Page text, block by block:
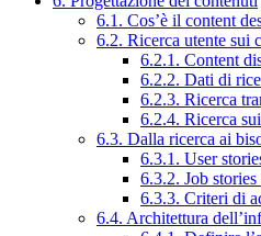
6.1. Cos’è il content
6.2. Ricerca utente sui
6.2.1. Content
6.2.2. Dati di
6.2.3. Ricerca
6.2.4. Ricerca
6.3. Dalla ricerca ai
6.3.1. User
6.3.2. Job
6.3.3. Criteri di
6.4. Architettura